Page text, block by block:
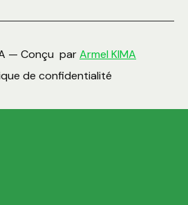
— Conçu parArmel KIMA
de confidentialité